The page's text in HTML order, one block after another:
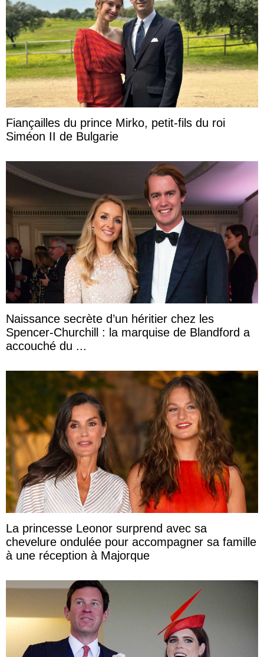
Fiançailles du prince Mirko, petit-fils du roi
Siméon II de Bulgarie
Naissance secrète d’un héritier chez les
Spencer-Churchill : la marquise de Blandford a
accouché du ...
La princesse Leonor surprend avec sa
chevelure ondulée pour accompagner sa famille
à une réception à Majorque